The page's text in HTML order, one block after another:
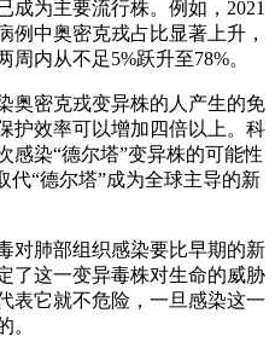
成为主要流行株。例如，2021
例中奥密克戎占比显著上升，
内从不足5%跃升至78%。
奥密克戎变异株的人产生的免
护效率可以增加四倍以上。科
感染“德尔塔”变异株的可能性
代“德尔塔”成为全球主导的新
对肺部组织感染要比早期的新
了这一变异毒株对生命的威胁
表它就不危险，一旦感染这一
。